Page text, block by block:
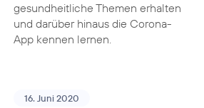
gesundheitliche Themen erhalten
und darüber hinaus die Corona-
App kennen lernen.
16. Juni 2020